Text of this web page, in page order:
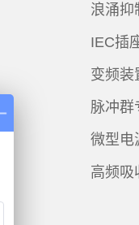
浪涌抑
IEC插
变频装
脉冲群
微型电
高频吸